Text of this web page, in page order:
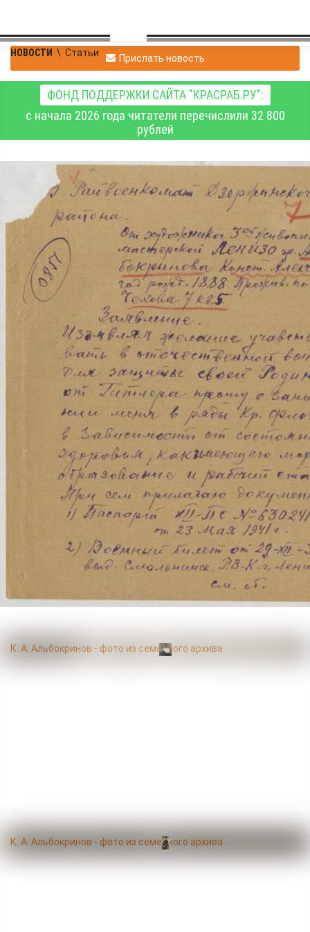
НОВОСТИ \ Статьи Прислать новость
ФОНД ПОДДЕРЖКИ САЙТА "КРАСРАБ.РУ":
с начала 2026 года читатели перечислили 32 800
рублей
"Судьба и Родина
едины": Константин
Альбокринов на службе
флоту и искусству
30.11.2025 22:17 1191
К. А. Альбокринов - фото из семейного архива
К. А. Альбокринов - фото из семейного архива